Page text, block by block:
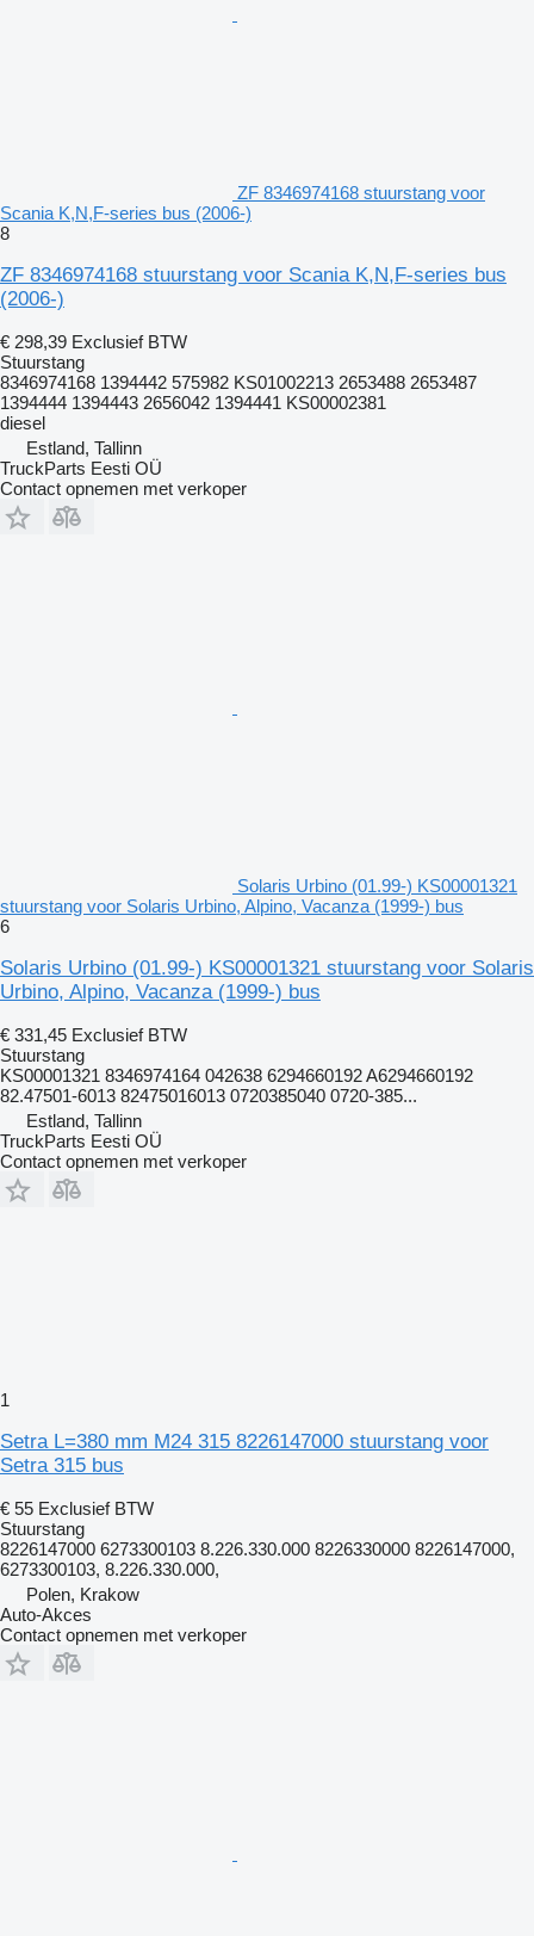
ZF 8346974168 stuurstang voor
Scania K,N,F-series bus (2006-)
8
ZF 8346974168 stuurstang voor Scania K,N,F-series bus
(2006-)
€ 298,39 Exclusief BTW
Stuurstang
8346974168 1394442 575982 KS01002213 2653488 2653487
1394444 1394443 2656042 1394441 KS00002381
diesel
Estland, Tallinn
TruckParts Eesti OÜ
Contact opnemen met verkoper
Solaris Urbino (01.99-) KS00001321
stuurstang voor Solaris Urbino, Alpino, Vacanza (1999-) bus
6
Solaris Urbino (01.99-) KS00001321 stuurstang voor Solaris
Urbino, Alpino, Vacanza (1999-) bus
€ 331,45 Exclusief BTW
Stuurstang
KS00001321 8346974164 042638 6294660192 A6294660192
82.47501-6013 82475016013 0720385040 0720-385...
Estland, Tallinn
TruckParts Eesti OÜ
Contact opnemen met verkoper
1
Setra L=380 mm M24 315 8226147000 stuurstang voor
Setra 315 bus
€ 55 Exclusief BTW
Stuurstang
8226147000 6273300103 8.226.330.000 8226330000 8226147000,
6273300103, 8.226.330.000,
Polen, Krakow
Auto-Akces
Contact opnemen met verkoper